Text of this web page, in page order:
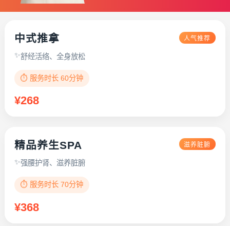
中式推拿 人气推荐
舒经活络、全身放松
⏱️ 服务时长 60分钟
¥268
精品养生SPA 滋养脏腑
强腰护肾、滋养脏腑
⏱️ 服务时长 70分钟
¥368